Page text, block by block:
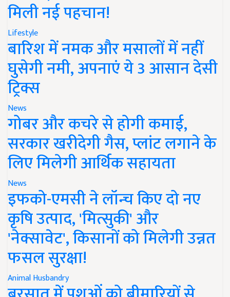
मिली नई पहचान!
Lifestyle
बारिश में नमक और मसालों में नहीं
घुसेगी नमी, अपनाएं ये 3 आसान देसी
ट्रिक्स
News
गोबर और कचरे से होगी कमाई,
सरकार खरीदेगी गैस, प्लांट लगाने के
लिए मिलेगी आर्थिक सहायता
News
इफको-एमसी ने लॉन्च किए दो नए
कृषि उत्पाद, 'मित्सुकी' और
'नेक्सावेट', किसानों को मिलेगी उन्नत
फसल सुरक्षा!
Animal Husbandry